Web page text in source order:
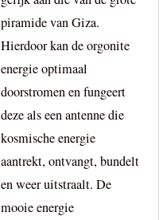
piramide van Giza.
Hierdoor kan de orgonite
energie optimaal
doorstromen en fungeert
deze als een antenne die
kosmische energie
aantrekt, ontvangt, bundelt
en weer uitstraalt. De
mooie energie